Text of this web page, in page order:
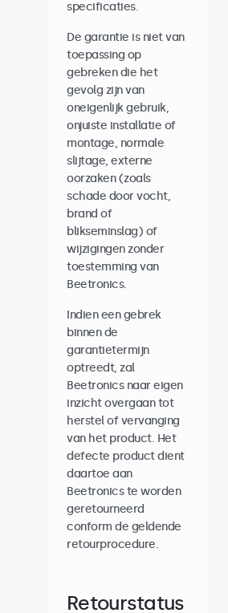
specificaties.
De garantie is niet van
toepassing op
gebreken die het
gevolg zijn van
oneigenlijk gebruik,
onjuiste installatie of
montage, normale
slijtage, externe
oorzaken (zoals
schade door vocht,
brand of
blikseminslag) of
wijzigingen zonder
toestemming van
Beetronics.
Indien een gebrek
binnen de
garantietermijn
optreedt, zal
Beetronics naar eigen
inzicht overgaan tot
herstel of vervanging
van het product. Het
defecte product dient
daartoe aan
Beetronics te worden
geretourneerd
conform de geldende
retourprocedure.
Retourstatus